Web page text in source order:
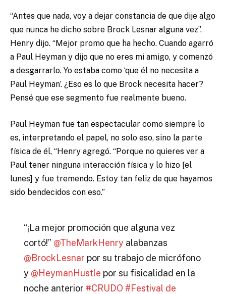
“Antes que nada, voy a dejar constancia de que dije algo
que nunca he dicho sobre Brock Lesnar alguna vez”.
Henry dijo. “Mejor promo que ha hecho. Cuando agarró
a Paul Heyman y dijo que no eres mi amigo, y comenzó
a desgarrarlo. Yo estaba como ‘que él no necesita a
Paul Heyman’. ¿Eso es lo que Brock necesita hacer?
Pensé que ese segmento fue realmente bueno.
Paul Heyman fue tan espectacular como siempre lo
es, interpretando el papel, no solo eso, sino la parte
física de él, “Henry agregó. “Porque no quieres ver a
Paul tener ninguna interacción física y lo hizo [el
lunes] y fue tremendo. Estoy tan feliz de que hayamos
sido bendecidos con eso.”
“¡La mejor promoción que alguna vez
cortó!” @TheMarkHenry alabanzas
@BrockLesnar por su trabajo de micrófono
y @HeymanHustle por su fisicalidad en la
noche anterior #CRUDO #Festival de